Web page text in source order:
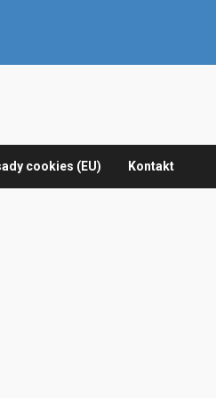
cookies (EU) Kontakt